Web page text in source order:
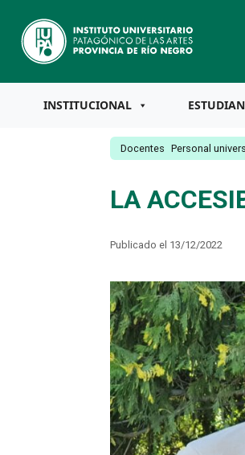
INSTITUCIONAL
Docentes Personal
LA
Publicado el 13/12/2022